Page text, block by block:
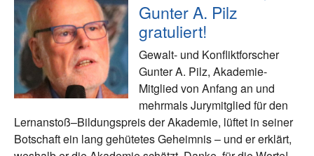
Gunter A. Pilz
gratuliert!
Gewalt- und Konfliktforscher
Gunter A. Pilz, Akademie-
Mitglied von Anfang an und
mehrmals Jurymitglied für den
Lernanstoß–Bildungspreis der Akademie, lüftet in seiner
Botschaft ein lang gehütetes Geheimnis – und er erklärt,